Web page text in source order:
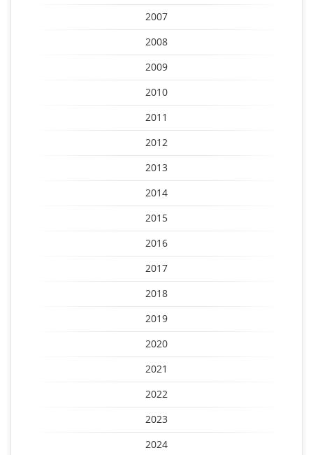
2007
2008
2009
2010
2011
2012
2013
2014
2015
2016
2017
2018
2019
2020
2021
2022
2023
2024